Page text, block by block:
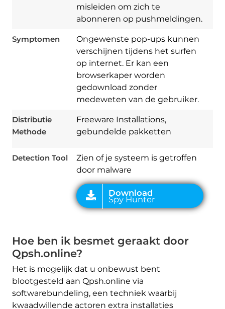
misleiden om zich te
abonneren op pushmeldingen.
Symptomen
Ongewenste pop-ups kunnen
verschijnen tijdens het surfen
op internet. Er kan een
browserkaper worden
gedownload zonder
medeweten van de gebruiker.
Distributie
Methode
Freeware Installations,
gebundelde pakketten
Detection Tool
Zien of je systeem is getroffen
door malware
Download
Spy Hunter
Hoe ben ik besmet geraakt door
Qpsh.online?
Het is mogelijk dat u onbewust bent
blootgesteld aan Qpsh.online via
softwarebundeling, een techniek waarbij
kwaadwillende actoren extra installaties